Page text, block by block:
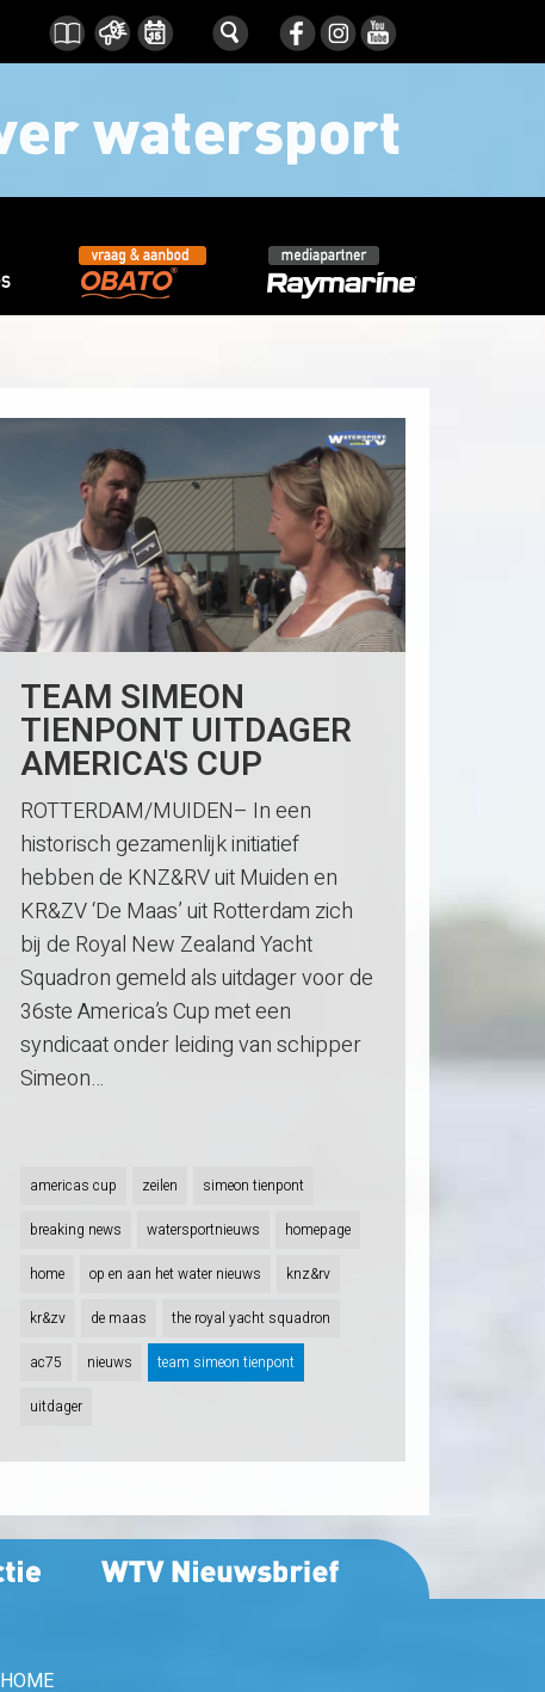
TEAM SIMEON
TIENPONT UITDAGER
AMERICA'S CUP
ROTTERDAM/MUIDEN– In een
historisch gezamenlijk initiatief
hebben de KNZ&RV uit Muiden en
KR&ZV ‘De Maas’ uit Rotterdam zich
bij de Royal New Zealand Yacht
Squadron gemeld als uitdager voor de
36ste America’s Cup met een
syndicaat onder leiding van schipper
Simeon…
americas cup zeilen simeon tienpont
breaking news watersportnieuws homepage
home op en aan het water nieuws knz&rv
kr&zv de maas the royal yacht squadron
ac75 nieuws team simeon tienpont
uitdager
HOME